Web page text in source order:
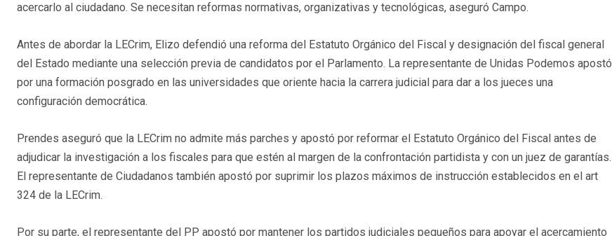
acercarlo al ciudadano. Se necesitan reformas normativas, organizativas y tecnológicas, aseguró Campo.
Antes de abordar la LECrim, Elizo defendió una reforma del Estatuto Orgánico del Fiscal y designación del fiscal general
del Estado mediante una selección previa de candidatos por el Parlamento. La representante de Unidas Podemos apostó
por una formación posgrado en las universidades que oriente hacia la carrera judicial para dar a los jueces una
configuración democrática.
Prendes aseguró que la LECrim no admite más parches y apostó por reformar el Estatuto Orgánico del Fiscal antes de
adjudicar la investigación a los fiscales para que estén al margen de la confrontación partidista y con un juez de garantías.
El representante de Ciudadanos también apostó por suprimir los plazos máximos de instrucción establecidos en el art
324 de la LECrim.
Por su parte, el representante del PP apostó por mantener los partidos judiciales pequeños para apoyar el acercamiento